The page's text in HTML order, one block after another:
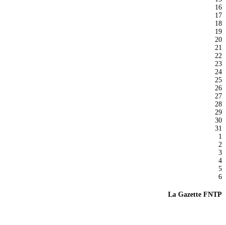
16
17
18
19
20
21
22
23
24
25
26
27
28
29
30
31
1
2
3
4
5
6
La Gazette FNTP